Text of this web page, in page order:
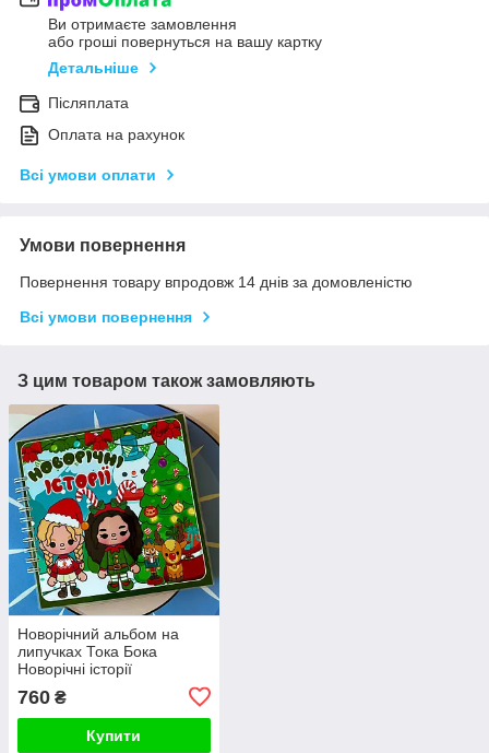
Ви отримаєте замовлення
або гроші повернуться на вашу картку
Детальніше
Післяплата
Оплата на рахунок
Всі умови оплати
Умови повернення
Повернення товару впродовж 14 днів за домовленістю
Всі умови повернення
З цим товаром також замовляють
Новорічний альбом на
липучках Тока Бока
Новорічні історії
760 ₴
Купити